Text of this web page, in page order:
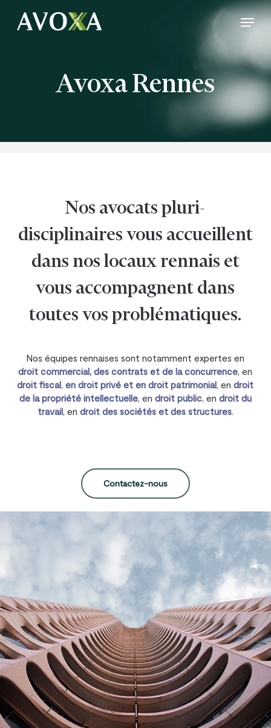
Menu
Avoxa Rennes
Nos avocats pluri-
disciplinaires vous accueillent
dans nos locaux rennais et
vous accompagnent dans
toutes vos problématiques.
Nos équipes rennaises sont notamment expertes en
droit commercial, des contrats et de la concurrence, en
droit fiscal,en droit privé et en droit patrimonial, endroit
de la propriété intellectuelle, en droit public, en droit du
travail, en droit des sociétés et des structures.
Contactez-nous
Menu